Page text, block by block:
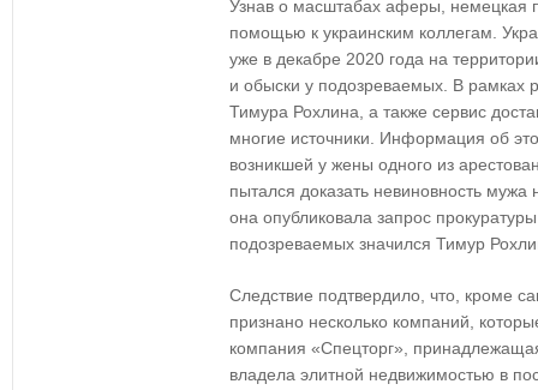
Узнав о масштабах аферы, немецкая
помощью к украинским коллегам.
уже в декабре 2020 года на
и обыски у подозреваемых. В рамках
Тимура Рохлина, а также сервис
многие источники. Информация об
возникшей у жены одного из
пытался доказать невиновность
она опубликовала запрос
подозреваемых значился Тимур
Следствие подтвердило, что, кроме
признано несколько компаний,
компания «Спецторг»,
владела элитной недвижимостью в